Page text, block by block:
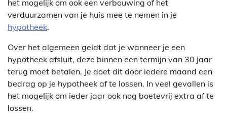
het mogelijk om ook een verbouwing of het
verduurzamen van je huis mee te nemen in je
hypotheek.
Over het algemeen geldt dat je wanneer je een
hypotheek afsluit, deze binnen een termijn van 30 jaar
terug moet betalen. Je doet dit door iedere maand een
bedrag op je hypotheek af te lossen. In veel gevallen is
het mogelijk om ieder jaar ook nog boetevrij extra af te
lossen.